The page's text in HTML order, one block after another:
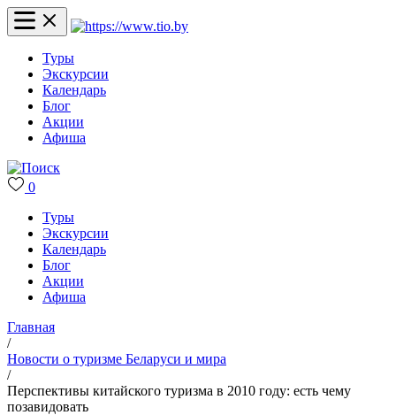
Туры
Экскурсии
Календарь
Блог
Акции
Афиша
0
Туры
Экскурсии
Календарь
Блог
Акции
Афиша
Главная
/
Новости о туризме Беларуси и мира
/
Перспективы китайского туризма в 2010 году: есть чему
позавидовать